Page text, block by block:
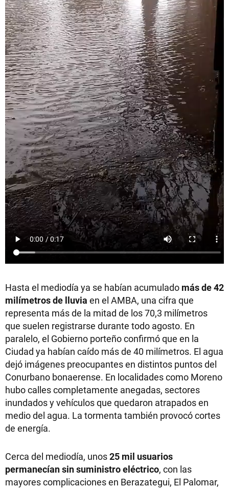
Hasta el mediodía ya se habían acumulado más de 42
milímetros de lluvia en el AMBA, una cifra que
representa más de la mitad de los 70,3 milímetros
que suelen registrarse durante todo agosto. En
paralelo, el Gobierno porteño confirmó que en la
Ciudad ya habían caído más de 40 milímetros. El agua
dejó imágenes preocupantes en distintos puntos del
Conurbano bonaerense. En localidades como Moreno
hubo calles completamente anegadas, sectores
inundados y vehículos que quedaron atrapados en
medio del agua. La tormenta también provocó cortes
de energía.
Cerca del mediodía, unos25 mil usuarios
permanecían sin suministro eléctrico, con las
mayores complicaciones en Berazategui, El Palomar,